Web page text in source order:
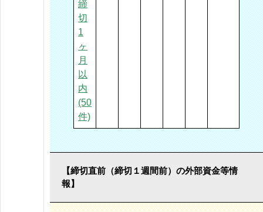
締
切
1
ヶ
月
以
内
(50
件)
【締切直前（締切１週間前）の外部資金等情
報】